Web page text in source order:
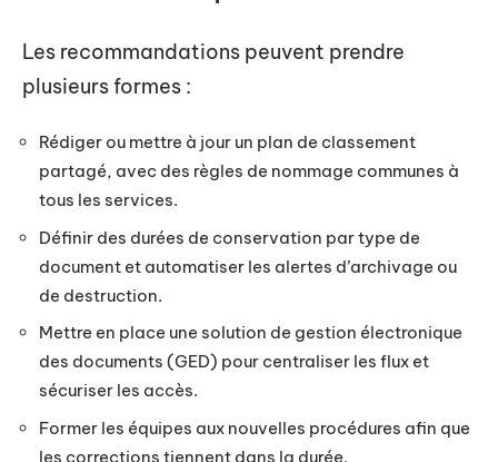
Les recommandations peuvent prendre
plusieurs formes :
Rédiger ou mettre à jour un plan de classement
partagé, avec des règles de nommage communes à
tous les services.
Définir des durées de conservation par type de
document et automatiser les alertes d’archivage ou
de destruction.
Mettre en place une solution de gestion électronique
des documents (GED) pour centraliser les flux et
sécuriser les accès.
Former les équipes aux nouvelles procédures afin que
les corrections tiennent dans la durée.